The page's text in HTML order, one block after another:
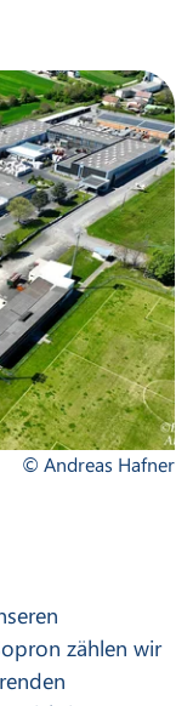
© Andreas Hafner
zählen wir